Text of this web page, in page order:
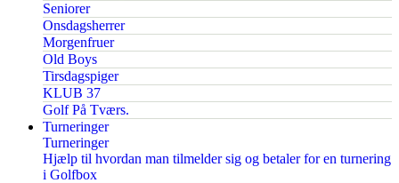
Seniorer
Onsdagsherrer
Morgenfruer
Old Boys
Tirsdagspiger
KLUB 37
Golf På Tværs.
Turneringer
Turneringer
Hjælp til hvordan man tilmelder sig og betaler for en turnering
i Golfbox